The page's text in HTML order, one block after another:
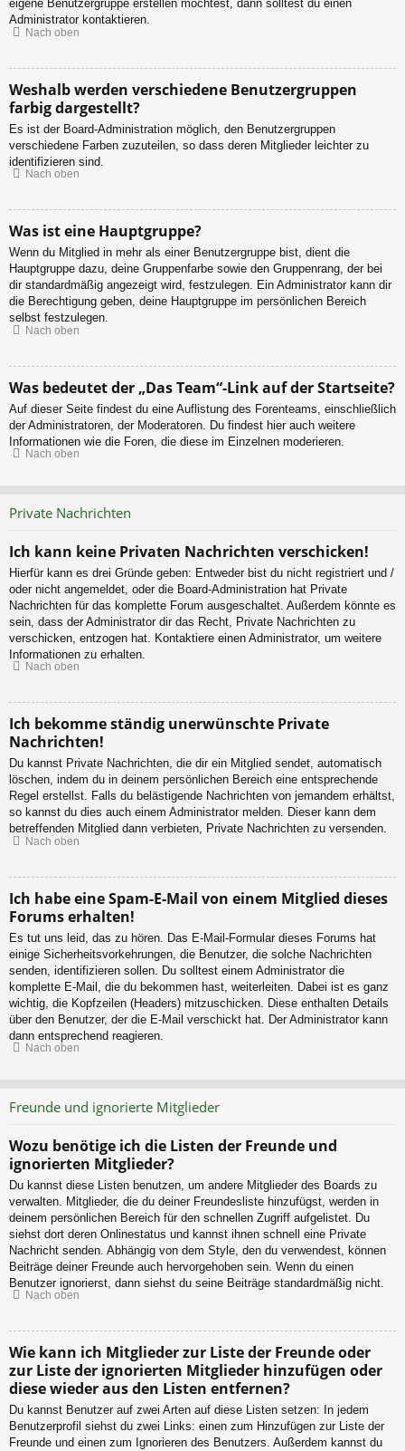
eigene Benutzergruppe erstellen möchtest, dann solltest du einen
Administrator kontaktieren.
Nach oben
Weshalb werden verschiedene Benutzergruppen
farbig dargestellt?
Es ist der Board-Administration möglich, den Benutzergruppen
verschiedene Farben zuzuteilen, so dass deren Mitglieder leichter zu
identifizieren sind.
Nach oben
Was ist eine Hauptgruppe?
Wenn du Mitglied in mehr als einer Benutzergruppe bist, dient die
Hauptgruppe dazu, deine Gruppenfarbe sowie den Gruppenrang, der bei
dir standardmäßig angezeigt wird, festzulegen. Ein Administrator kann dir
die Berechtigung geben, deine Hauptgruppe im persönlichen Bereich
selbst festzulegen.
Nach oben
Was bedeutet der „Das Team“-Link auf der Startseite?
Auf dieser Seite findest du eine Auflistung des Forenteams, einschließlich
der Administratoren, der Moderatoren. Du findest hier auch weitere
Informationen wie die Foren, die diese im Einzelnen moderieren.
Nach oben
Private Nachrichten
Ich kann keine Privaten Nachrichten verschicken!
Hierfür kann es drei Gründe geben: Entweder bist du nicht registriert und /
oder nicht angemeldet, oder die Board-Administration hat Private
Nachrichten für das komplette Forum ausgeschaltet. Außerdem könnte es
sein, dass der Administrator dir das Recht, Private Nachrichten zu
verschicken, entzogen hat. Kontaktiere einen Administrator, um weitere
Informationen zu erhalten.
Nach oben
Ich bekomme ständig unerwünschte Private
Nachrichten!
Du kannst Private Nachrichten, die dir ein Mitglied sendet, automatisch
löschen, indem du in deinem persönlichen Bereich eine entsprechende
Regel erstellst. Falls du belästigende Nachrichten von jemandem erhältst,
so kannst du dies auch einem Administrator melden. Dieser kann dem
betreffenden Mitglied dann verbieten, Private Nachrichten zu versenden.
Nach oben
Ich habe eine Spam-E-Mail von einem Mitglied dieses
Forums erhalten!
Es tut uns leid, das zu hören. Das E-Mail-Formular dieses Forums hat
einige Sicherheitsvorkehrungen, die Benutzer, die solche Nachrichten
senden, identifizieren sollen. Du solltest einem Administrator die
komplette E-Mail, die du bekommen hast, weiterleiten. Dabei ist es ganz
wichtig, die Kopfzeilen (Headers) mitzuschicken. Diese enthalten Details
über den Benutzer, der die E-Mail verschickt hat. Der Administrator kann
dann entsprechend reagieren.
Nach oben
Freunde und ignorierte Mitglieder
Wozu benötige ich die Listen der Freunde und
ignorierten Mitglieder?
Du kannst diese Listen benutzen, um andere Mitglieder des Boards zu
verwalten. Mitglieder, die du deiner Freundesliste hinzufügst, werden in
deinem persönlichen Bereich für den schnellen Zugriff aufgelistet. Du
siehst dort deren Onlinestatus und kannst ihnen schnell eine Private
Nachricht senden. Abhängig von dem Style, den du verwendest, können
Beiträge deiner Freunde auch hervorgehoben sein. Wenn du einen
Benutzer ignorierst, dann siehst du seine Beiträge standardmäßig nicht.
Nach oben
Wie kann ich Mitglieder zur Liste der Freunde oder
zur Liste der ignorierten Mitglieder hinzufügen oder
diese wieder aus den Listen entfernen?
Du kannst Benutzer auf zwei Arten auf diese Listen setzen: In jedem
Benutzerprofil siehst du zwei Links: einen zum Hinzufügen zur Liste der
Freunde und einen zum Ignorieren des Benutzers. Außerdem kannst du